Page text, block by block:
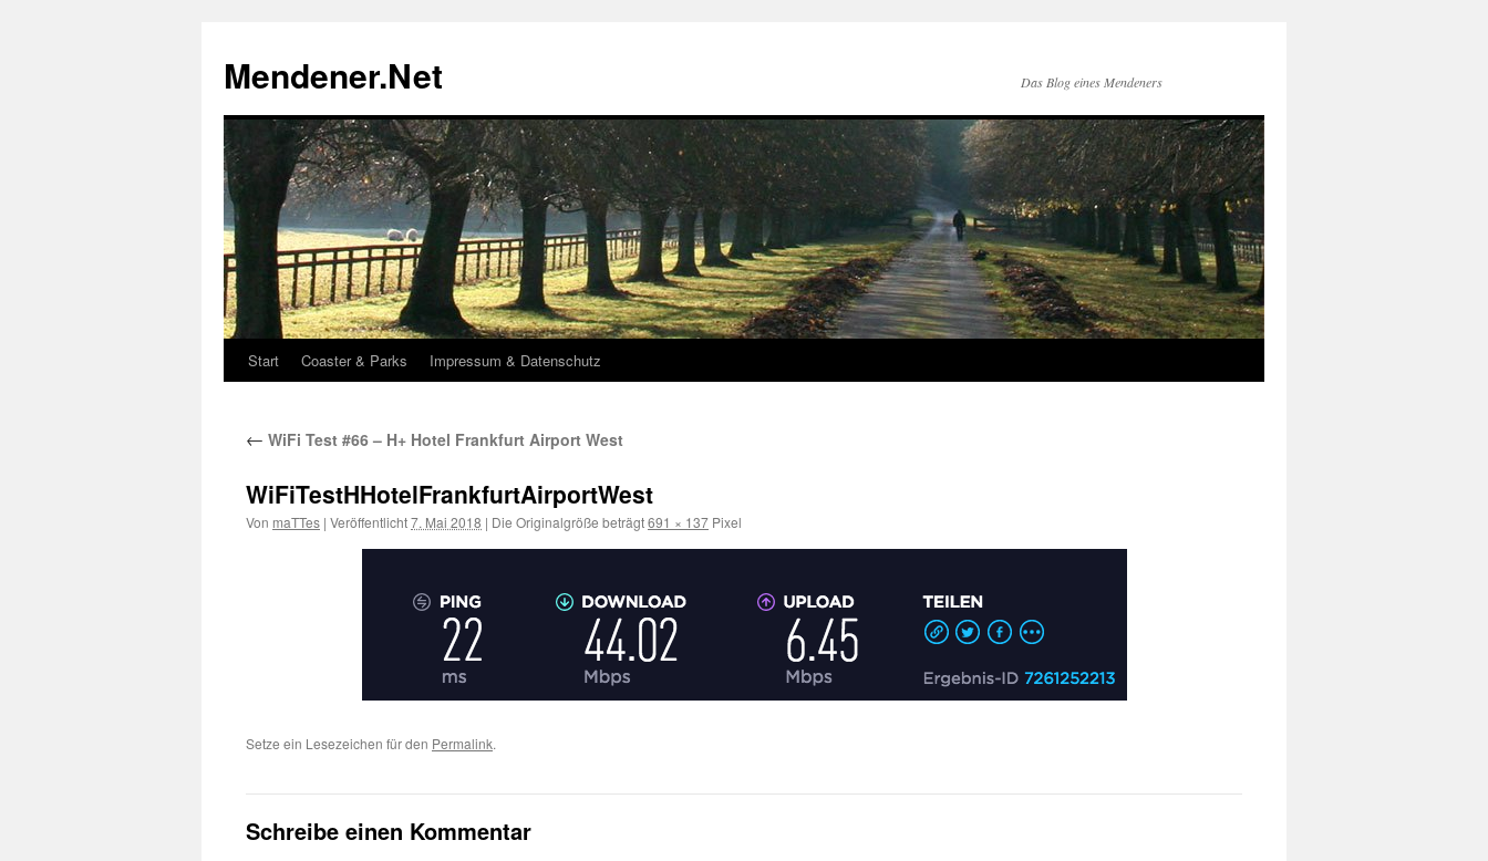
springen
Mendener.Net Das Blog eines Mendeners
Start Coaster & Parks Impressum & Datenschutz
← WiFi Test #66 – H+ Hotel Frankfurt Airport West
WiFiTestHHotelFrankfurtAirportWest
Von maTTes | Veröffentlicht7. Mai 2018 | Die Originalgröße beträgt691 × 137 Pixel
Setze ein Lesezeichen für den Permalink.
Schreibe einen Kommentar